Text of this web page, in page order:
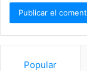
Popular